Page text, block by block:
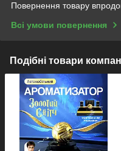
Повернення товару
Всі умови повернення
Подібні товари